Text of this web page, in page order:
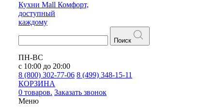
Кухни Mall Комфорт,
доступный
каждому
Поиск
ПН-ВС
с 10:00 до 20:00
8 (800) 302-77-06 8 (499) 348-15-11
КОРЗИНА
0 товаров. Заказать звонок
Меню